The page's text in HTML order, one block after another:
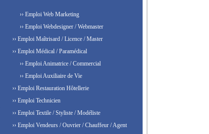
›› Emploi Web Marketing
›› Emploi Webdesigner / Webmaster
›› Emploi Maîtrisard / Licence / Master
›› Emploi Médical / Paramédical
›› Emploi Animatrice / Commercial
›› Emploi Auxiliaire de Vie
›› Emploi Restauration Hôtellerie
›› Emploi Technicien
›› Emploi Textile / Styliste / Modéliste
›› Emploi Vendeurs / Ouvrier / Chauffeur / Agent